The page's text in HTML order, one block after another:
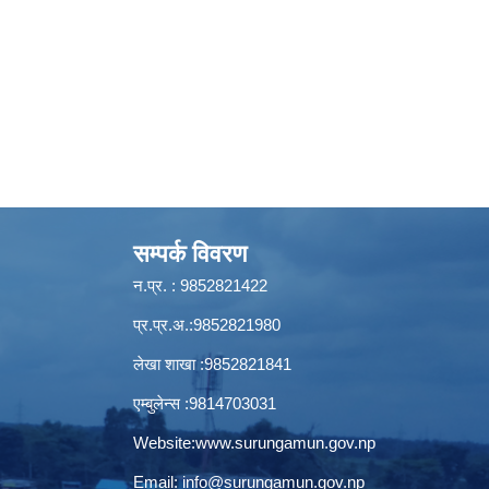
सम्पर्क विवरण
न.प्र. : 9852821422
प्र.प्र.अ.:9852821980
लेखा शाखा :9852821841
एम्बुलेन्स :9814703031
Website:www.surungamun.gov.np
Email:info@surungamun.gov.np